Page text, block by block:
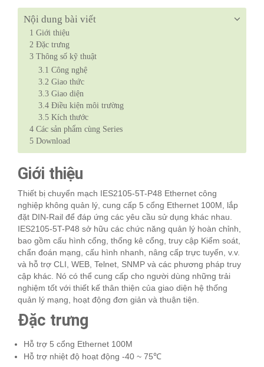
Nội dung bài viết
1 Giới thiệu
2 Đặc trưng
3 Thông số kỹ thuật
3.1 Công nghệ
3.2 Giao thức
3.3 Giao diện
3.4 Điều kiện môi trường
3.5 Kích thước
4 Các sản phẩm cùng Series
5 Download
Giới thiệu
Thiết bị chuyển mạch IES2105-5T-P48 Ethernet công
nghiệp không quản lý, cung cấp 5 cổng Ethernet 100M, lắp
đặt DIN-Rail để đáp ứng các yêu cầu sử dụng khác nhau.
IES2105-5T-P48 sở hữu các chức năng quản lý hoàn chỉnh,
bao gồm cấu hình cổng, thống kê cổng, truy cập Kiểm soát,
chẩn đoán mạng, cấu hình nhanh, nâng cấp trực tuyến, v.v.
và hỗ trợ CLI, WEB, Telnet, SNMP và các phương pháp truy
cập khác. Nó có thể cung cấp cho người dùng những trải
nghiệm tốt với thiết kế thân thiện của giao diện hệ thống
quản lý mạng, hoạt động đơn giản và thuận tiện.
Đặc trưng
Hỗ trợ 5 cổng Ethernet 100M
Hỗ trợ nhiệt độ hoạt động -40 ~ 75℃